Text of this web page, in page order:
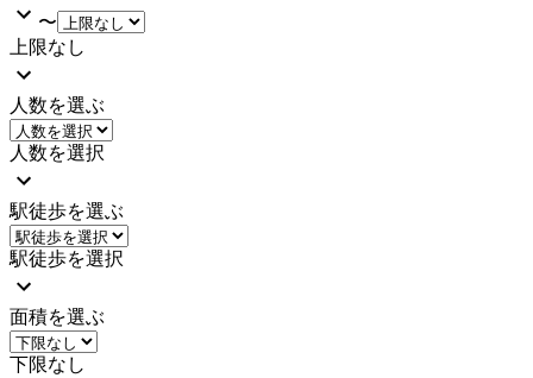
〜
上限なし
人数を選ぶ
人数を選択
駅徒歩を選ぶ
駅徒歩を選択
面積を選ぶ
下限なし